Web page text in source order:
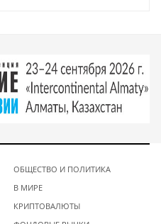
ОБЩЕСТВО И ПОЛИТИКА
В МИРЕ
КРИПТОВАЛЮТЫ